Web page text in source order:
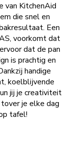
van KitchenAid
die snel en
Een
voorkomt dat
dat de pan
is prachtig en
handige
koelblijvende
jij je creativiteit
je elke dag
tafel!